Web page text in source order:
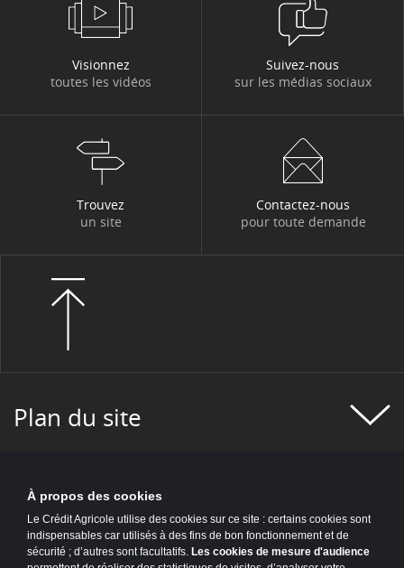
Visionnez
toutes les vidéos
Suivez-nous
sur les médias sociaux
Trouvez
un site
Contactez-nous
pour toute demande
Plan du site
À propos des cookies
Le Crédit Agricole utilise des cookies sur ce site : certains cookies sont
indispensables car utilisés à des fins de bon fonctionnement et de
sécurité ; d’autres sont facultatifs. Les cookies de mesure d'audience